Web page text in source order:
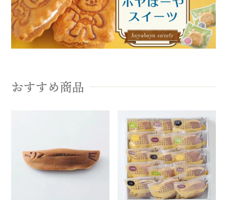
おすすめ商品